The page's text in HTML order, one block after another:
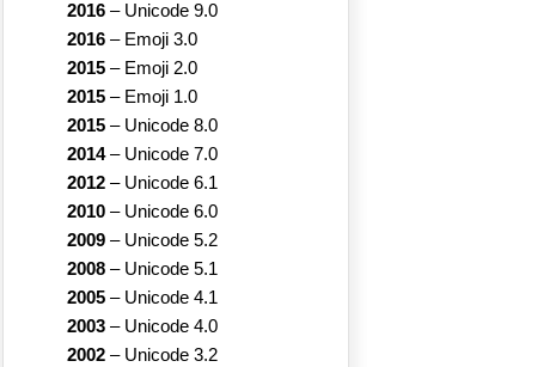
2016 – Unicode 9.0
2016 – Emoji 3.0
2015 – Emoji 2.0
2015 – Emoji 1.0
2015 – Unicode 8.0
2014– Unicode 7.0
2012 – Unicode 6.1
2010 – Unicode 6.0
2009 – Unicode 5.2
2008 – Unicode 5.1
2005 – Unicode 4.1
2003 – Unicode 4.0
2002 – Unicode 3.2